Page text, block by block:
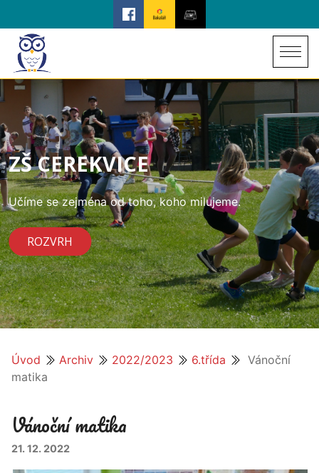
ZŠ CEREKVICE
Učíme se zejména od toho, koho milujeme.
ROZVRH
Úvod Archiv 2022/2023 6.třída
Vánoční
matika
Vánoční matika
21. 12. 2022